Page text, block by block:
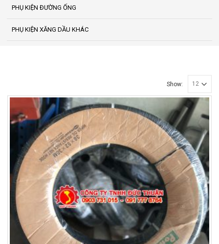
PHỤ KIỆN ĐƯỜNG ỐNG
PHỤ KIỆN XĂNG DẦU KHÁC
Show: